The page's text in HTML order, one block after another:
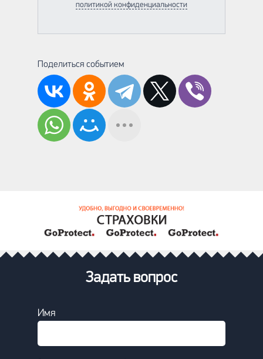
политикой конфиденциальности
Поделиться событием
Задать вопрос
Имя